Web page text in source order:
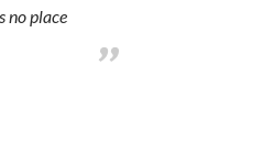
no place